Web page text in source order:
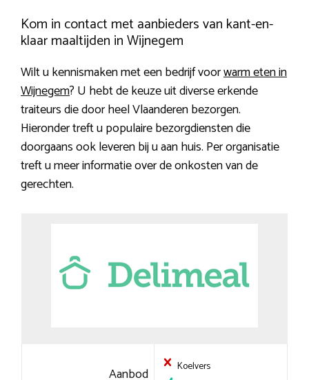
Kom in contact met aanbieders van kant-en-
klaar maaltijden in Wijnegem
Wilt u kennismaken met een bedrijf voorwarm eten in
Wijnegem? U hebt de keuze uit diverse erkende
traiteurs die door heel Vlaanderen bezorgen.
Hieronder treft u populaire bezorgdiensten die
doorgaans ook leveren bij u aan huis. Per organisatie
treft u meer informatie over de onkosten van de
gerechten.
Aanbod
Koelvers